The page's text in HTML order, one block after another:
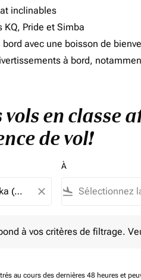
inclinables
Pride et Simba
avec une boisson de
à bord,
vols en classe
de vol!
close
À
flight_land
à vos critères de filtrage.
au cours des dernières 48 heures et